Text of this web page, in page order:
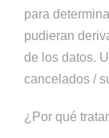
para
pudieran
de los datos.
cancelados /
¿Por qué